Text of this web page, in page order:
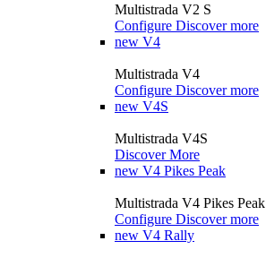
Multistrada V2 S
Configure Discover more
new V4
Multistrada V4
Configure Discover more
new V4S
Multistrada V4S
Discover More
new V4 Pikes Peak
Multistrada V4 Pikes Peak
Configure Discover more
new V4 Rally